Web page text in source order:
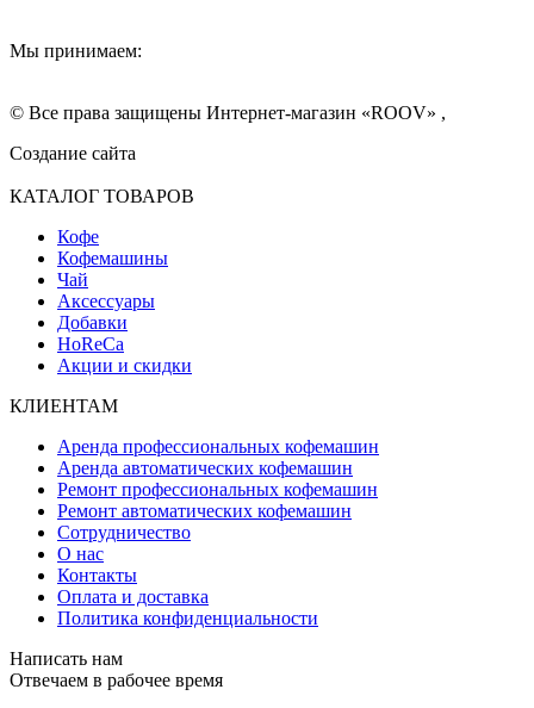
Мы принимаем:
© Все права защищены Интернет-магазин «ROOV» ,
Создание сайта
КАТАЛОГ ТОВАРОВ
Кофе
Кофемашины
Чай
Аксессуары
Добавки
HoReCa
Акции и скидки
КЛИЕНТАМ
Аренда профессиональных кофемашин
Аренда автоматических кофемашин
Ремонт профессиональных кофемашин
Ремонт автоматических кофемашин
Сотрудничество
О нас
Контакты
Оплата и доставка
Политика конфиденциальности
Написать нам
Отвечаем в рабочее время